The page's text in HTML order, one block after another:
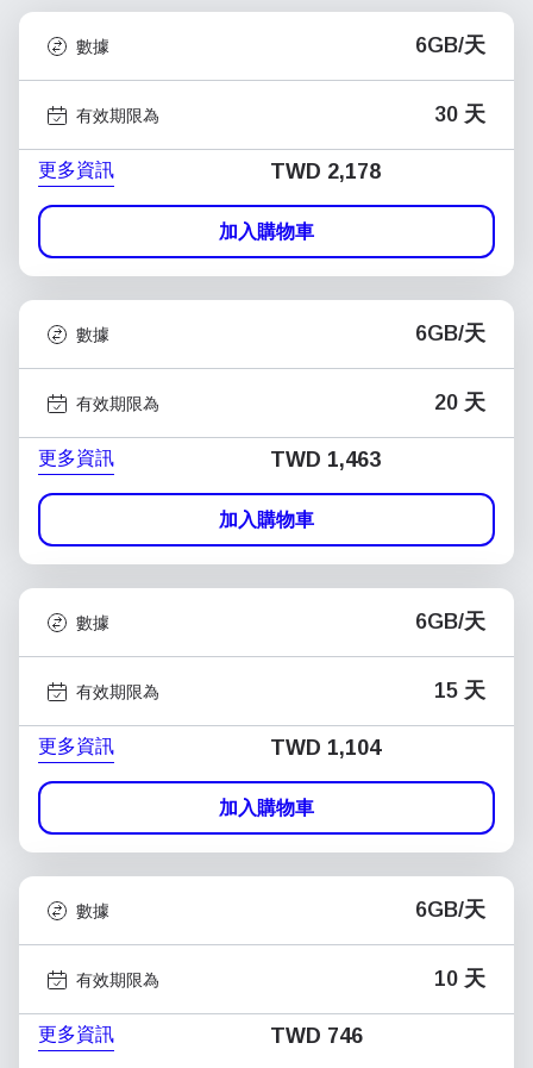
數據 6GB/天
有效期限為 30 天
更多資訊 TWD 2,178
加入購物車
數據 6GB/天
有效期限為 20 天
更多資訊 TWD 1,463
加入購物車
數據 6GB/天
有效期限為 15 天
更多資訊 TWD 1,104
加入購物車
數據 6GB/天
有效期限為 10 天
更多資訊 TWD 746